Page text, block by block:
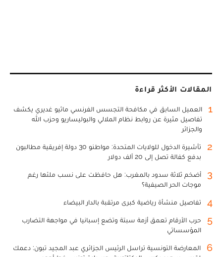
المقالات الأكثر قراءة
1
العميل السابق في مكافحة التجسس الفرنسي ماثيو غديري يكشف
تفاصيل مثيرة عن روابط نظام الملالي والبوليساريو وحزب الله
والجزائر
2
تأشيرة الدخول للولايات المتحدة: مواطنو 30 دولة إفريقية مطالبون
بدفع كفالة تصل إلى 20 ألف دولار
3
أضخم ثلاثة سدود بالمغرب: هل حافظت على نسب ملئها رغم
موجات الحر الصيفية؟
4 تفاصيل منشأة رياضية كبرى مرتقبة بالدار البيضاء
5
حرب الأرقام تعمق أزمة سبتة وتضع إسبانيا في مواجهة التضارب
المؤسساتي
6
المعارضة التونسية تراسل الرئيس الجزائري عبد المجيد تبون: دعمك